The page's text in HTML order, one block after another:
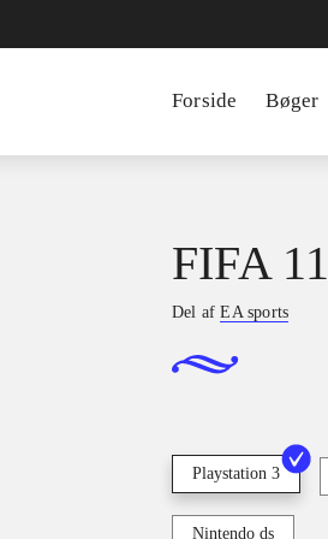
Forside Bøger
FIFA 11
Del afEA sports
Playstation 3
Nintendo ds